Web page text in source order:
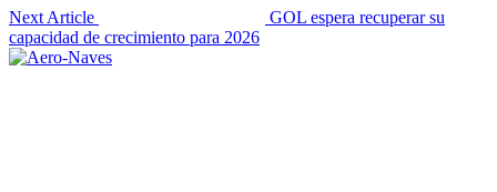
Next Article
GOL espera recuperar su
capacidad de crecimiento para 2026